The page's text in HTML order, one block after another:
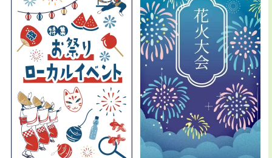
での大動脈である「東海道」の宿場町「東海道
五十三次」の一つとして栄え、初詣には日本最
大級の参拝者が訪れる川崎大師や、文化財指定
を受けた25もの古民家がある日本民家園があ
ります。人気アニメ「ドラえもん」のミュージ
アムも人気です。 人気の観光スポット・イベ
ントをいくつか紹介いたします。 ◇川崎市の
工場夜景 日本の高度成長期を支えた工業地
帯。24時間稼働する工場群は、夜を迎えると
プラントに作業用の明かりが点灯され、宝石を
ちりばめたような幻想的な世界へと変貌しま
す。この「工場夜景」はバスツアー、屋形船ク
ルーズツアーで体験することができます。 ◇